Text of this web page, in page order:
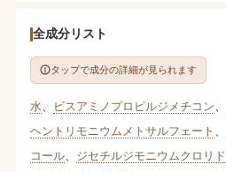
全成分リスト
タップで成分の詳細が見られます
水 ビスアミノプロピルジメチコン
ヘントリモニウムメトサルフェート
コール、 ジセチルジモニウムクロリド